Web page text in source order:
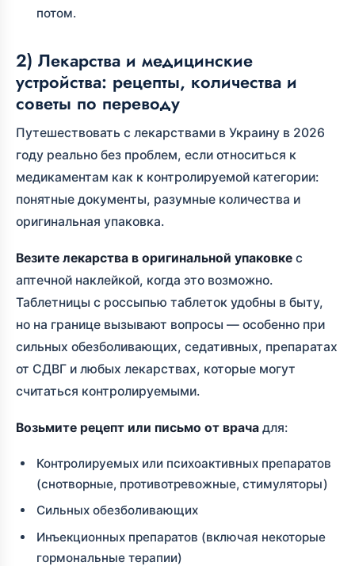
потом.
2) Лекарства и медицинские
устройства: рецепты, количества и
советы по переводу
Путешествовать с лекарствами в Украину в 2026
году реально без проблем, если относиться к
медикаментам как к контролируемой категории:
понятные документы, разумные количества и
оригинальная упаковка.
Везите лекарства в оригинальной упаковке с
аптечной наклейкой, когда это возможно.
Таблетницы с россыпью таблеток удобны в быту,
но на границе вызывают вопросы — особенно при
сильных обезболивающих, седативных, препаратах
от СДВГ и любых лекарствах, которые могут
считаться контролируемыми.
Возьмите рецепт или письмо от врача для:
Контролируемых или психоактивных препаратов
(снотворные, противотревожные, стимуляторы)
Сильных обезболивающих
Инъекционных препаратов (включая некоторые
гормональные терапии)